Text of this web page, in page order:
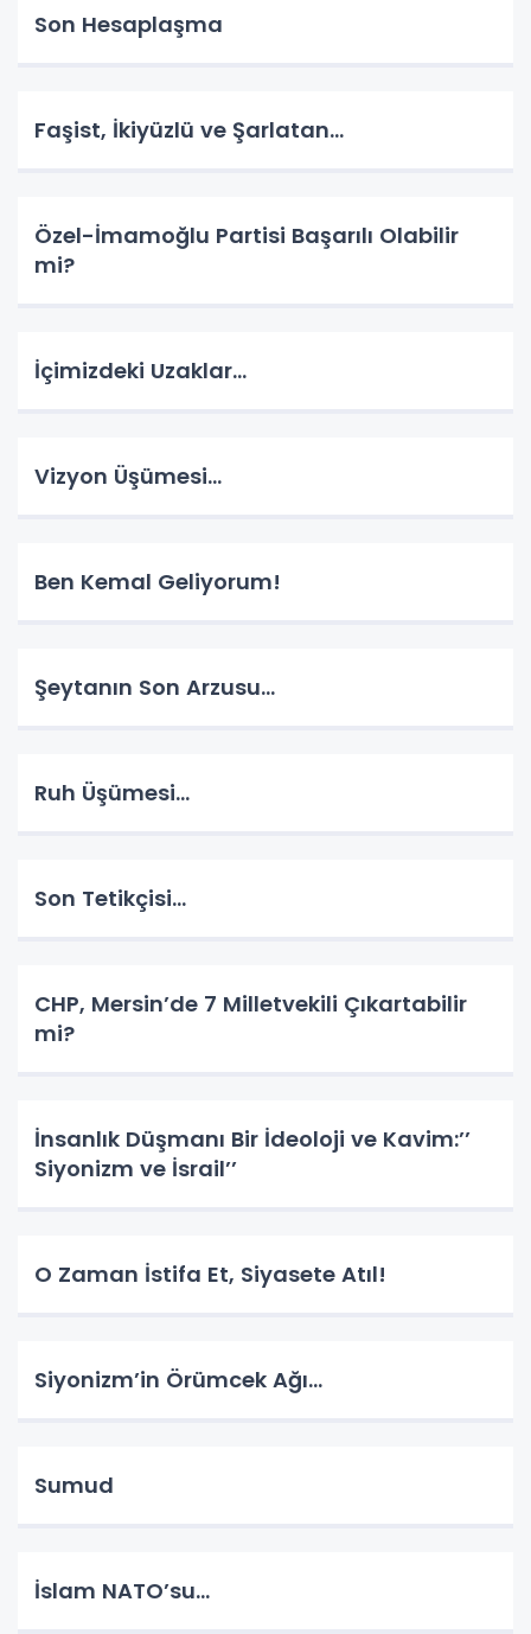
Son Hesaplaşma
Faşist, İkiyüzlü ve Şarlatan…
Özel-İmamoğlu Partisi Başarılı Olabilir
mi?
İçimizdeki Uzaklar…
Vizyon Üşümesi…
Ben Kemal Geliyorum!
Şeytanın Son Arzusu…
Ruh Üşümesi…
Son Tetikçisi…
CHP, Mersin’de 7 Milletvekili Çıkartabilir
mi?
İnsanlık Düşmanı Bir İdeoloji ve Kavim:’’
Siyonizm ve İsrail’’
O Zaman İstifa Et, Siyasete Atıl!
Siyonizm’in Örümcek Ağı…
Sumud
İslam NATO’su…